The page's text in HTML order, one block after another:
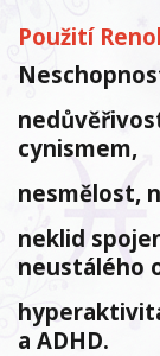
Použití
cynismem,
nesmělost,
neklid
neustálého
a ADHD.